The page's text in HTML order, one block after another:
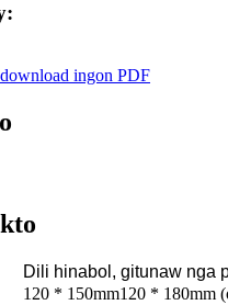
ingon PDF
Dili hinabol, gitunaw nga
120 * 150mm120 * 180mm